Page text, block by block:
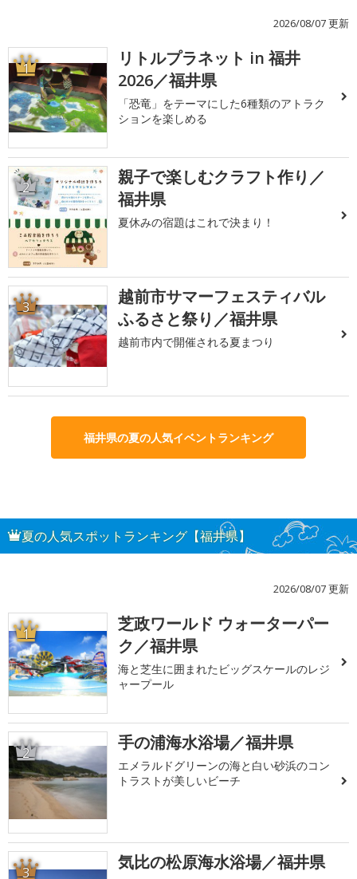
2026/08/07 更新
1
リトルプラネット in 福井
2026／福井県
「恐竜」をテーマにした6種類のアトラク
ションを楽しめる
2
親子で楽しむクラフト作り／
福井県
夏休みの宿題はこれで決まり！
3
越前市サマーフェスティバル
ふるさと祭り／福井県
越前市内で開催される夏まつり
福井県の夏の人気イベントランキング
夏の人気スポットランキング【福井県】
2026/08/07 更新
1
芝政ワールド ウォーターパー
ク／福井県
海と芝生に囲まれたビッグスケールのレジ
ャープール
2 手の浦海水浴場／福井県
エメラルドグリーンの海と白い砂浜のコン
トラストが美しいビーチ
3 気比の松原海水浴場／福井県